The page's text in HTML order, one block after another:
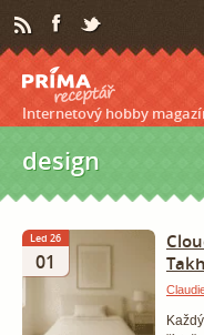
Internetový hobby
design
Led 26
01